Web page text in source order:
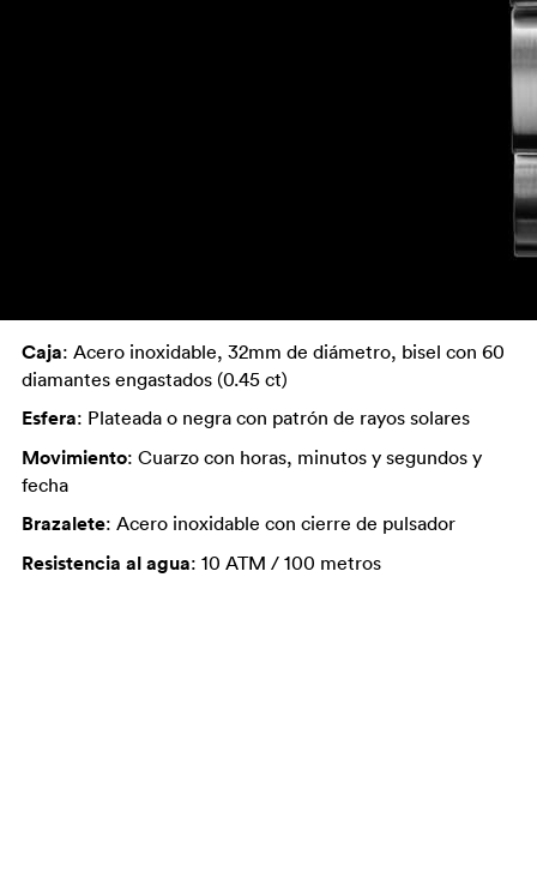
Caja: Acero inoxidable, 32mm de diámetro, bisel con 60
diamantes engastados (0.45 ct)
Esfera: Plateada o negra con patrón de rayos solares
Movimiento: Cuarzo con horas, minutos y segundos y
fecha
Brazalete: Acero inoxidable con cierre de pulsador
Resistencia al agua: 10 ATM / 100 metros